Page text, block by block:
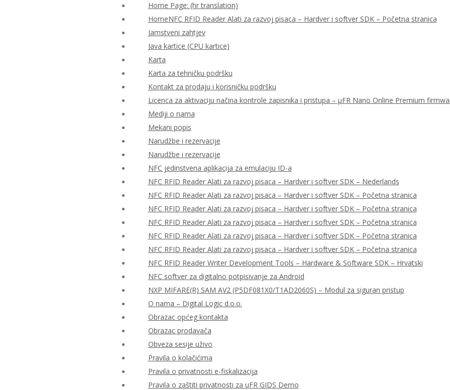
Home Page: (hr translation)
HomeNFC RFID Reader Alati za razvoj pisaca – Hardver i softver SDK – Početna stranica
Jamstveni zahtjev
Java kartice (CPU kartice)
Karta
Karta za tehničku podršku
Kontakt za prodaju i korisničku podršku
Licenca za aktivaciju načina kontrole zapisnika i pristupa – μFR Nano Online Premium
Mediji o nama
Mekani popis
Narudžbe i rezervacije
Narudžbe i rezervacije
NFC jedinstvena aplikacija za emulaciju ID-a
NFC RFID Reader Alati za razvoj pisaca – Hardver i softver SDK – Nederlands
NFC RFID Reader Alati za razvoj pisaca – Hardver i softver SDK – Početna stranica
NFC RFID Reader Alati za razvoj pisaca – Hardver i softver SDK – Početna stranica
NFC RFID Reader Alati za razvoj pisaca – Hardver i softver SDK – Početna stranica
NFC RFID Reader Alati za razvoj pisaca – Hardver i softver SDK – Početna stranica
NFC RFID Reader Alati za razvoj pisaca – Hardver i softver SDK – Početna stranica
NFC RFID Reader Writer Development Tools – Hardware & Software SDK – Hrvatski
NFC softver za digitalno potpisivanje za Android
NXP MIFARE(R) SAM AV2 (P5DF081X0/T1AD2060S) – Modul za siguran pristup
O nama – Digital Logic d.o.o.
Obrazac općeg kontakta
Obrazac prodavača
Obveza sesije uživo
Pravila o kolačićima
Pravila o privatnosti e-fiskalizacija
Pravila o zaštiti privatnosti za uFR GIDS Demo